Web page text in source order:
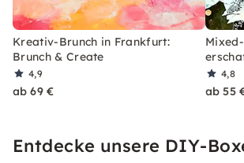
Kreativ-Brunch in Frankfurt:
Brunch & Create
4,9
ab 69 €
4,8
ab 55
Entdecke unsere DIY-